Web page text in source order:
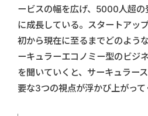
ービスの幅を広げ、5000人超の
に成長している。スタートアッ
初から現在に至るまでどのよう
ーキュラーエコノミー型のビジ
を聞いていくと、サーキュラー
要な3つの視点が浮かび上がって